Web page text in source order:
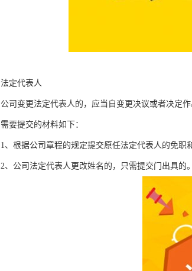
法定代表人
公司变更法定代表人的，应当自变更决议或者决定作
需要提交的材料如下：
1、根据公司章程的规定提交原任法定代表人的免职
2、公司法定代表人更改姓名的，只需提交门出具的。